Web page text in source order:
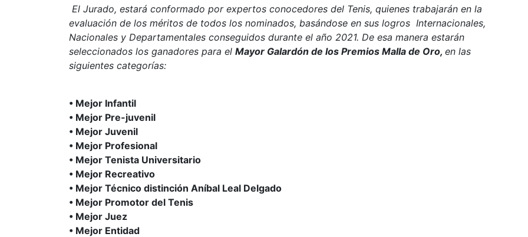
El Jurado, estará conformado por expertos conocedores del Tenis, quienes trabajarán en la
evaluación de los méritos de todos los nominados, basándose en sus logros Internacionales,
Nacionales y Departamentales conseguidos durante el año 2021. De esa manera estarán
seleccionados los ganadores para el Mayor Galardón de los Premios Malla de Oro, en las
siguientes categorías:
• Mejor Infantil
• Mejor Pre-juvenil
• Mejor Juvenil
• Mejor Profesional
• Mejor Tenista Universitario
• Mejor Recreativo
• Mejor Técnico distinción Aníbal Leal Delgado
• Mejor Promotor del Tenis
• Mejor Juez
• Mejor Entidad